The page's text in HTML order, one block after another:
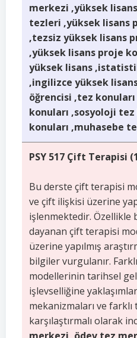
merkezi ,yüksek
tezleri ,yüksek lisans
,tezsiz yüksek lisans
,yüksek lisans proje
yüksek lisans
,ingilizce yüksek
öğrencisi ,tez
konuları ,sosyoloji
konuları ,muhasebe
PSY 517 Çift Terapisi
Bu derste çift terapisi
ve çift ilişkisi üzerine
işlenmektedir. Özellikle
dayanan çift terapisi
üzerine yapılmış
bilgiler vurgulanır.
modellerinin tarihsel
işlevselliğine
mekanizmaları ve
karşılaştırmalı olarak